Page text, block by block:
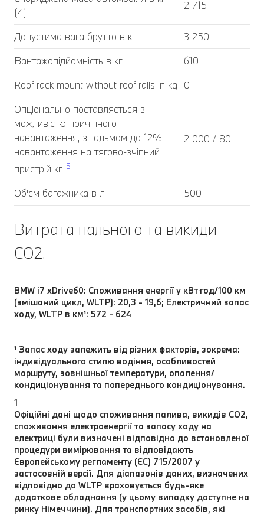
(4)
2 715
Допустима вага брутто в кг
3 250
Вантажопідйомність в кг
610
Roof rack mount without roof rails in kg
0
Опціонально поставляється з
можливістю причіпного
навантаження, з гальмом до 12%
навантаження на тягово-зчіпний
пристрій кг. 5
2 000 / 80
Об'єм багажника в л 500
Витрата пального та викиди
CO2.
BMW i7 xDrive60: Споживання енергії у кВт⋅год/100 км
(змішаний цикл, WLTP): 20,3 - 19,6; Електричний запас
ходу, WLTP в км¹: 572 - 624
¹ Запас ходу залежить від різних факторів, зокрема:
індивідуального стилю водіння, особливостей
маршруту, зовнішньої температури, опалення/
кондиціонування та попереднього кондиціонування.
1
Офіційні дані щодо споживання палива, викидів CO2,
споживання електроенергії та запасу ходу на
електриці були визначені відповідно до встановленої
процедури вимірювання та відповідають
Європейському регламенту (ЄС) 715/2007 у
застосовній версії. Для діапазонів даних, визначених
відповідно до WLTP враховується будь-яке
додаткове обладнання (у цьому випадку доступне на
ринку Німеччини). Для транспортних засобів, які